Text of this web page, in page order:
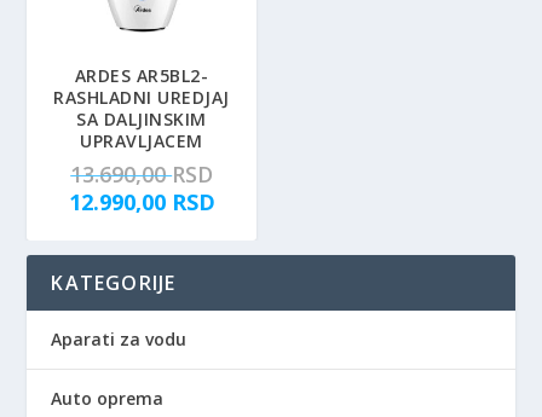
ARDES AR5BL2-
RASHLADNI UREDJAJ
SA DALJINSKIM
UPRAVLJACEM
13.690,00RSD
r
g
n
l
12.990,00 RSDT
e
u
n
KATEGORIJE
Aparati za vodu
Auto oprema